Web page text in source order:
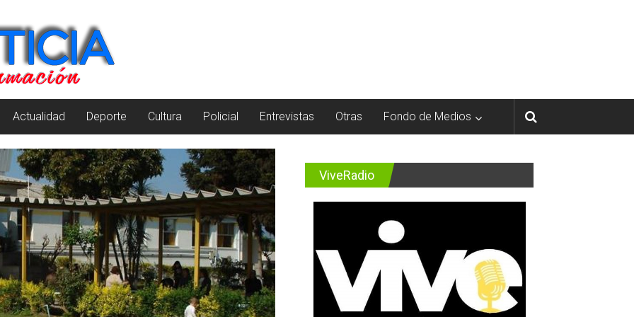
Actualidad Deporte Cultura Policial Entrevistas Otras Fondo de Medios
ViveRadio